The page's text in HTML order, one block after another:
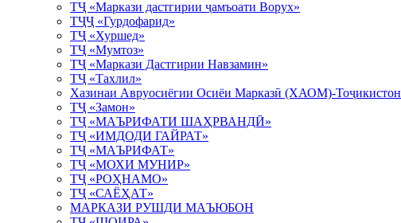
ТҶ «Маркази дастгирии ҷамъоати Ворух»
ТҶҶ «Гурдофарид»
ТҶ «Хуршед»
ТҶ «Мумтоз»
ТҶ «Маркази Дастгирии Навзамин»
ТҶ «Тахлил»
Хазинаи Авруосиёгии Осиёи Марказӣ (ХАОМ)-Тоҷикистон
ТҶ «Замон»
ТҶ «МАЪРИФАТИ ШАҲРВАНДӢ»
ТҶ «ИМДОДИ ГАЙРАТ»
ТҶ «МАЪРИФАТ»
ТҶ «МОХИ МУНИР»
ТҶ «РОҲНАМО»
ТҶ «САЁҲАТ»
МАРКАЗИ РУШДИ МАЪЮБОН